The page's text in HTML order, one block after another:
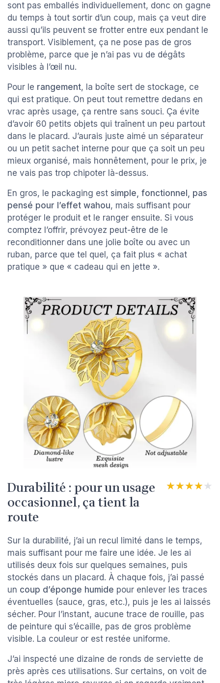
sont pas emballés individuellement, donc on gagne
du temps à tout sortir d’un coup, mais ça veut dire
aussi qu’ils peuvent se frotter entre eux pendant le
transport. Visiblement, ça ne pose pas de gros
problème, parce que je n’ai pas vu de dégâts
visibles à l’œil nu.
Pour le rangement, la boîte sert de stockage, ce
qui est pratique. On peut tout remettre dedans en
vrac après usage, ça rentre sans souci. Ça évite
d’avoir 60 petits objets qui traînent un peu partout
dans le placard. J’aurais juste aimé un séparateur
ou un petit sachet interne pour que ça soit un peu
mieux organisé, mais honnêtement, pour le prix, je
ne vais pas trop chipoter là-dessus.
En gros, le packaging est simple, fonctionnel, pas
pensé pour l’effet wahou, mais suffisant pour
protéger le produit et le ranger ensuite. Si vous
comptez l’offrir, prévoyez peut-être de le
reconditionner dans une jolie boîte ou avec un
ruban, parce que tel quel, ça fait plus « achat
pratique » que « cadeau qui en jette ».
Durabilité : pour un usage
occasionnel, ça tient la
route
★★★★★
★★★★★
Sur la durabilité, j’ai un recul limité dans le temps,
mais suffisant pour me faire une idée. Je les ai
utilisés deux fois sur quelques semaines, puis
stockés dans un placard. À chaque fois, j’ai passé
un coup d’éponge humide pour enlever les traces
éventuelles (sauce, gras, etc.), puis je les ai laissés
sécher. Pour l’instant, aucune trace de rouille, pas
de peinture qui s’écaille, pas de gros problème
visible. La couleur or est restée uniforme.
J’ai inspecté une dizaine de ronds de serviette de
près après ces utilisations. Sur certains, on voit de